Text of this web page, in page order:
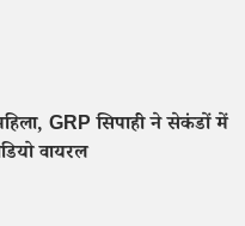
GRP सिपाही ने सेकंडों में
वायरल